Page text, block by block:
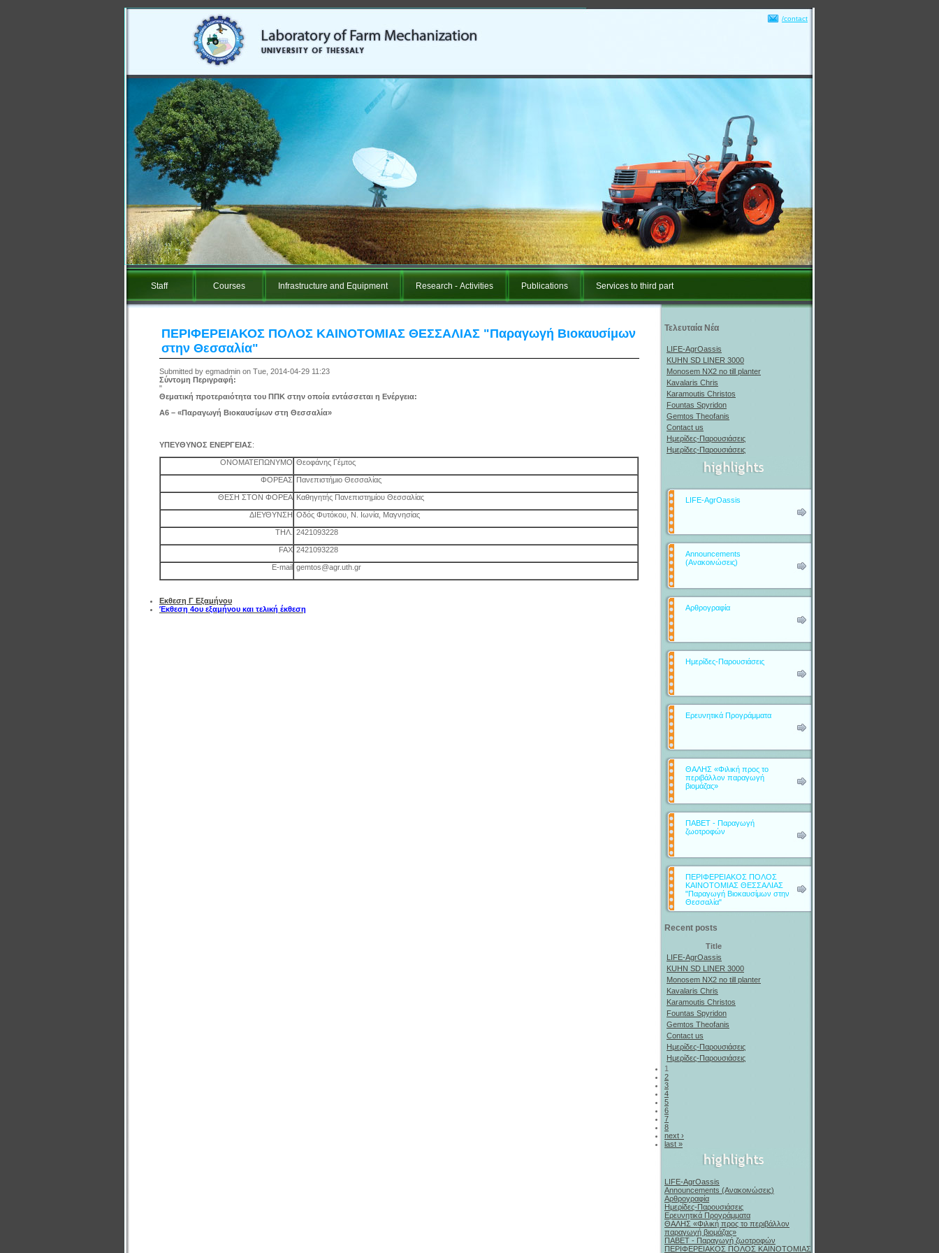
/contact
Staff Courses Infrastructure and Equipment Research - Αctivities Publications Services to third part
ΠΕΡΙΦΕΡΕΙΑΚΟΣ ΠΟΛΟΣ ΚΑΙΝΟΤΟΜΙΑΣ ΘΕΣΣΑΛΙΑΣ "Παραγωγή Βιοκαυσίμων
στην Θεσσαλία"
Submitted by egmadmin on Tue, 2014-04-29 11:23
Σύντομη Περιγραφή:
"
Θεματική προτεραιότητα του ΠΠΚ στην οποία εντάσσεται η Ενέργεια:
Α6 – «Παραγωγή Βιοκαυσίμων στη Θεσσαλία»
ΥΠΕΥΘΥΝΟΣ ΕΝΕΡΓΕΙΑΣ:
ΟΝΟΜΑΤΕΠΩΝΥΜΟ Θεοφάνης Γέμτος
ΦΟΡΕΑΣ Πανεπιστήμιο Θεσσαλίας
ΘΕΣΗ ΣΤΟΝ ΦΟΡΕΑ Καθηγητής Πανεπιστημίου Θεσσαλίας
ΔΙΕΥΘΥΝΣΗ Οδός Φυτόκου, Ν. Ιωνία, Μαγνησίας
ΤΗΛ. 2421093228
FAX 2421093228
E-mail gemtos@agr.uth.gr
Εκθεση Γ Εξαμήνου
Έκθεση 4ου εξαμήνου και τελική έκθεση
Τελευταία Νέα
LIFE-AgrOassis
KUHN SD LINER 3000
Monosem NX2 no till planter
Kavalaris Chris
Karamoutis Christos
Fountas Spyridon
Gemtos Theofanis
Contact us
Ημερίδες-Παρουσιάσεις
Ημερίδες-Παρουσιάσεις
LIFE-AgrOassis
Announcements
(Ανακοινώσεις)
Αρθρογραφία
Ημερίδες-Παρουσιάσεις
Ερευνητικά Προγράμματα
ΘΑΛΗΣ «Φιλική προς το
περιβάλλον παραγωγή
βιομάζας»
ΠΑΒΕΤ - Παραγωγή
ζωοτροφών
ΠΕΡΙΦΕΡΕΙΑΚΟΣ ΠΟΛΟΣ
ΚΑΙΝΟΤΟΜΙΑΣ ΘΕΣΣΑΛΙΑΣ
"Παραγωγή Βιοκαυσίμων στην
Θεσσαλία"
Recent posts
Title
LIFE-AgrOassis
KUHN SD LINER 3000
Monosem NX2 no till planter
Kavalaris Chris
Karamoutis Christos
Fountas Spyridon
Gemtos Theofanis
Contact us
Ημερίδες-Παρουσιάσεις
Ημερίδες-Παρουσιάσεις
1
2
3
4
5
6
7
8
next ›
last »
LIFE-AgrOassis
Announcements (Ανακοινώσεις)
Αρθρογραφία
Ημερίδες-Παρουσιάσεις
Ερευνητικά Προγράμματα
ΘΑΛΗΣ «Φιλική προς το περιβάλλον
παραγωγή βιομάζας»
ΠΑΒΕΤ - Παραγωγή ζωοτροφών
ΠΕΡΙΦΕΡΕΙΑΚΟΣ ΠΟΛΟΣ ΚΑΙΝΟΤΟΜΙΑΣ